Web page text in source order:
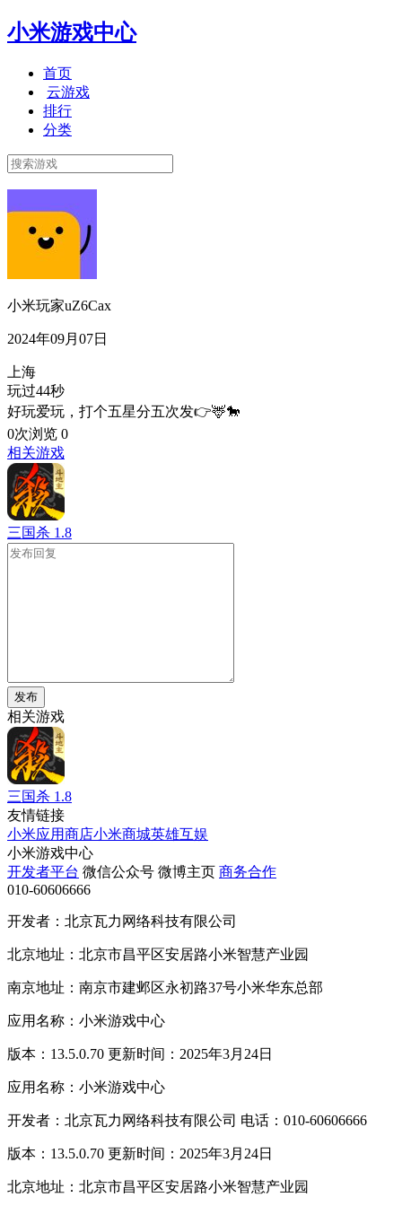
小米游戏中心
首页
云游戏
排行
分类
小米玩家uZ6Cax
2024年09月07日
上海
玩过44秒
好玩爱玩，打个五星分五次发👉🦌🐎
0次浏览 0
相关游戏
三国杀 1.8
发布
相关游戏
三国杀 1.8
友情链接
小米应用商店小米商城英雄互娱
小米游戏中心
开发者平台 微信公众号 微博主页 商务合作
010-60606666
开发者：北京瓦力网络科技有限公司
北京地址：北京市昌平区安居路小米智慧产业园
南京地址：南京市建邺区永初路37号小米华东总部
应用名称：小米游戏中心
版本：13.5.0.70 更新时间：2025年3月24日
应用名称：小米游戏中心
开发者：北京瓦力网络科技有限公司 电话：010-60606666
版本：13.5.0.70 更新时间：2025年3月24日
北京地址：北京市昌平区安居路小米智慧产业园